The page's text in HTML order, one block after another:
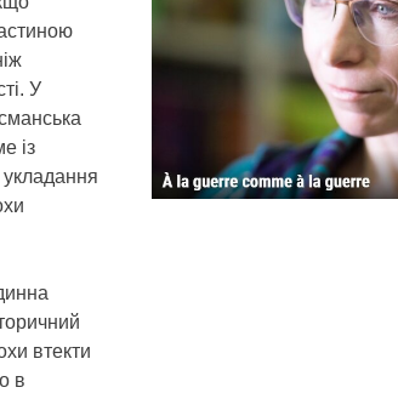
У
із
укладання
втекти
в